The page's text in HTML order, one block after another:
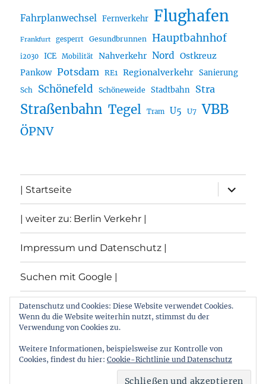
Fahrplanwechsel Fernverkehr Flughafen
Frankfurt gesperrt Gesundbrunnen Hauptbahnhof
i2030 ICE Mobilität Nahverkehr Nord Ostkreuz
Pankow Potsdam RE1 Regionalverkehr Sanierung
Sch Schönefeld Schöneweide Stadtbahn Stra
Straßenbahn Tegel Tram U5 U7 VBB
ÖPNV
| Startseite
öffnen
| weiter zu: Berlin Verkehr |
Impressum und Datenschutz |
Suchen mit Google |
Themen
Archiv von: Berlin:Verkehr
Stolz präsentiert von
Datenschutz und Cookies: Diese Website verwendet Cookies.
Wenn du die Website weiterhin nutzt, stimmst du der
Verwendung von Cookies zu.
Weitere Informationen, beispielsweise zur Kontrolle von
Cookies, findest du hier: Cookie-Richtlinie und Datenschutz